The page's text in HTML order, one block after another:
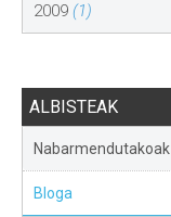
2009 (1)
ALBISTEAK
Nabarmendutakoak
Bloga